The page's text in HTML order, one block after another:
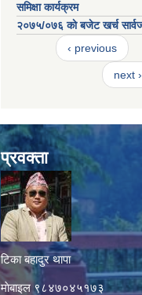
समिक्षा कार्यक्रम
२०७५/०७६ काे बजेट खर्च
‹ previous
next ›
प्रवक्ता
टिका बहादुर थापा
माे‍बाइल ९८४७०४५१७३